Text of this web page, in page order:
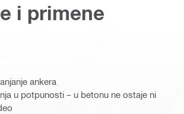
i primene
ankera
u potpunosti – u betonu ne ostaje ni